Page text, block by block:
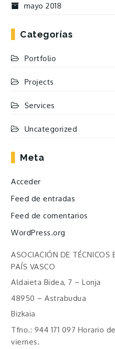
mayo 2018
Categorías
Portfolio
Projects
Services
Uncategorized
Meta
Acceder
Feed de entradas
Feed de comentarios
WordPress.org
ASOCIACIÓN DE TÉCNICOS
PAÍS VASCO
Aldaieta Bidea, 7 – Lonja
48950 – Astrabudua
Bizkaia
Tfno.: 944 171 097 Horario
viernes.